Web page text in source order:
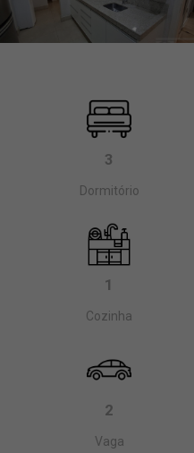
3
Dormitório
1
Cozinha
2
Vaga